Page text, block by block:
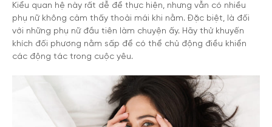
Kiểu quan hệ này rất dễ để thực hiện, nhưng vẫn có nhiều
phụ nữ không cảm thấy thoải mái khi nằm. Đặc biệt, là đối
với những phụ nữ đầu tiên làm chuyện ấy. Hãy thử khuyến
khích đối phương nằm sấp để có thể chủ động điều khiển
các động tác trong cuộc yêu.